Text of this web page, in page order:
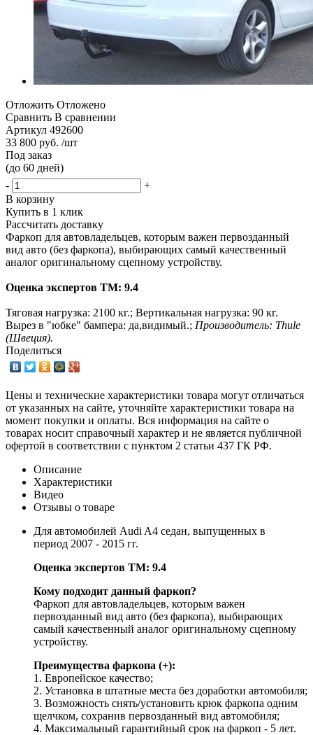
Отложить Отложено
Сравнить В сравнении
Артикул 492600
33 800 руб. /шт
Под заказ
(до 60 дней)
-
+
В корзину
Купить в 1 клик
Рассчитать доставку
Фаркоп для автовладельцев, которым важен первозданный
вид авто (без фаркопа), выбирающих самый качественный
аналог оригинальному сцепному устройству.
Оценка экспертов ТМ: 9.4
Тяговая нагрузка: 2100 кг.; Вертикальная нагрузка: 90 кг.
Вырез в "юбке" бампера: да,видимый.; Производитель: Thule
(Швеция).
Поделиться
Цены и технические характеристики товара могут отличаться
от указанных на сайте, уточняйте характеристики товара на
момент покупки и оплаты. Вся информация на сайте о
товарах носит справочный характер и не является публичной
офертой в соответствии с пунктом 2 статьи 437 ГК РФ.
Описание
Характеристики
Видео
Отзывы о товаре
Для автомобилей Audi A4 седан, выпущенных в
период 2007 - 2015 гг.
Оценка экспертов ТМ: 9.4
Кому подходит данный фаркоп?
Фаркоп для автовладельцев, которым важен
первозданный вид авто (без фаркопа), выбирающих
самый качественный аналог оригинальному сцепному
устройству.
Преимущества фаркопа (+):
1. Европейское качество;
2. Установка в штатные места без доработки автомобиля;
3. Возможность снять/установить крюк фаркопа одним
щелчком, сохранив первозданный вид автомобиля;
4. Максимальный гарантийный срок на фаркоп - 5 лет.